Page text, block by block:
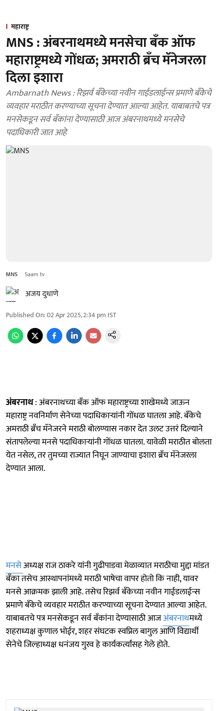
महाराष्ट्र
MNS : अंबरनाथमध्ये मनसेचा बँक ऑफ
महाराष्ट्रमध्ये गोंधळ; अमराठी ब्रँच मॅनेजरला
दिला इशारा
Ambarnath News : रिझर्व बँकेच्या नवीन गाईडलाईन्स प्रमाणे बँकेचे
व्यवहार मराठीत करण्याच्या सूचना देण्यात आल्या आहेत. याबाबतचे पत्र
मनसेकडून सर्व बँकांना देण्यासाठी आज अंबरनाथमध्ये मनसेचे
पदाधिकारी जात आहे
MNS Saam tv
अजय दुधाणे
Published On:02 Apr 2025, 2:34 pm IST
अंबरनाथ: अंबरनाथच्या बँक ऑफ महाराष्ट्रच्या शाखेमध्ये जाऊन
महाराष्ट्र नवनिर्माण सेनेच्या पदाधिकाऱ्यांनी गोंधळ घातला आहे. बँकेचे
अमराठी ब्रँच मॅनेजरने मराठी बोलण्यास नकार देत उलट उत्तरं दिल्याने
संतापलेल्या मनसे पदाधिकाऱ्यांनी गोंधळ घातला. यावेळी मराठीत बोलता
येत नसेल, तर तुमच्या राज्यात निघून जाण्याचा इशारा ब्रँच मॅनेजरला
देण्यात आला.
मनसेअध्यक्ष राज ठाकरे यांनी गुढीपाडवा मेळाव्यात मराठीचा मुद्दा मांडत
बँका तसेच आस्थापनांमध्ये मराठी भाषेचा वापर होतो कि नाही, यावर
मनसे आक्रमक झाली आहे. तसेच रिझर्व बँकेच्या नवीन गाईडलाईन्स
प्रमाणे बँकेचे व्यवहार मराठीत करण्याच्या सूचना देण्यात आल्या आहेत.
याबाबतचे पत्र मनसेकडून सर्व बँकांना देण्यासाठी आजअंबरनाथमध्ये
शहराध्यक्ष कुणाल भोईर, शहर संघटक स्वप्निल बागुल आणि विद्यार्थी
सेनेचे जिल्हाध्यक्ष धनंजय गुरव हे कार्यकर्त्यांसह गेले होते.